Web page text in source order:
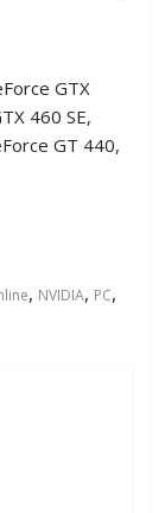
GTX
460 SE,
GT 440,
, NVIDIA, PC,